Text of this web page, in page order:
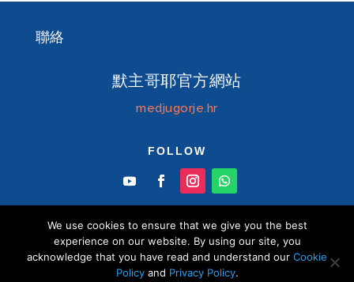
聯絡
默主哥耶官方網站
medjugorje.hr
FOLLOW
© Information centre "Mir" Medjugorje 2026 默
We use cookies to ensure that we give you the best
experience on our website. By using our site, you
acknowledge that you have read and understand our Cookie
Policyand Privacy Policy.